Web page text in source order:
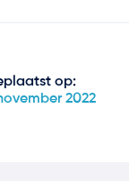
op:
2022